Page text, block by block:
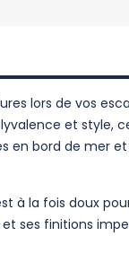
lors de vos
et style,
en bord de mer
à la fois doux
ses finitions